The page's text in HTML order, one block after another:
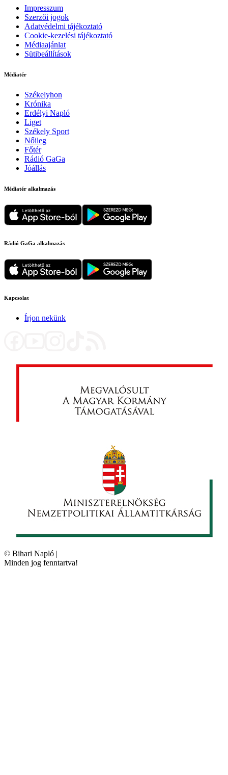
Impresszum
Szerzői jogok
Adatvédelmi tájékoztató
Cookie-kezelési tájékoztató
Médiaajánlat
Sütibeállítások
Médiatér
Székelyhon
Krónika
Erdélyi Napló
Liget
Székely Sport
Nőileg
Főtér
Rádió GaGa
Jóállás
Médiatér alkalmazás
Rádió GaGa alkalmazás
Kapcsolat
Írjon nekünk
© Bihari Napló |
Minden jog fenntartva!